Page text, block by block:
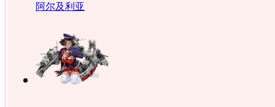
阿尔及利亚